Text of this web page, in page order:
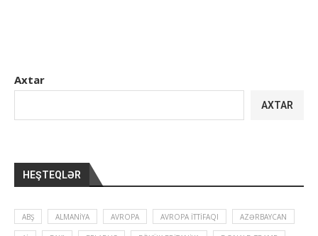
Axtar
AXTAR
HEŞTEQLƏR
ABŞ ALMANIYA AVROPA AVROPA İTTIFAQI AZƏRBAYCAN